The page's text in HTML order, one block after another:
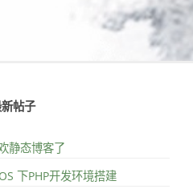
帖子
静态博客了
下PHP开发环境搭建